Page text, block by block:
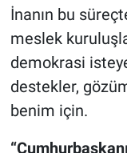
İnanın bu
meslek
demokrasi
destekler,
benim için.